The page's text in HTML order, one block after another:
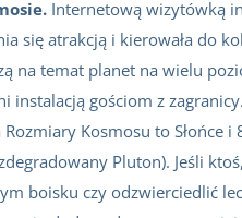
Internetową wizytówką
się atrakcją i kierowała do
na temat planet na wielu
instalacją gościom z zagranicy.
Rozmiary Kosmosu to Słońce
Pluton). Jeśli
boisku czy odzwierciedlić